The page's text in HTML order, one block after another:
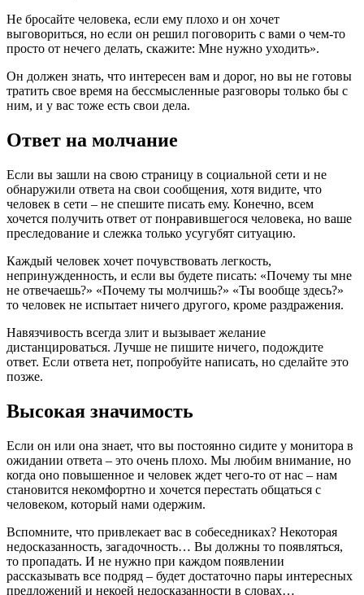
Не бросайте человека, если ему плохо и он хочет
выговориться, но если он решил поговорить с вами о чем-то
просто от нечего делать, скажите: Мне нужно уходить».
Он должен знать, что интересен вам и дорог, но вы не готовы
тратить свое время на бессмысленные разговоры только бы с
ним, и у вас тоже есть свои дела.
Ответ на молчание
Если вы зашли на свою страницу в социальной сети и не
обнаружили ответа на свои сообщения, хотя видите, что
человек в сети – не спешите писать ему. Конечно, всем
хочется получить ответ от понравившегося человека, но ваше
преследование и слежка только усугубят ситуацию.
Каждый человек хочет почувствовать легкость,
непринужденность, и если вы будете писать: «Почему ты мне
не отвечаешь?» «Почему ты молчишь?» «Ты вообще здесь?»
то человек не испытает ничего другого, кроме раздражения.
Навязчивость всегда злит и вызывает желание
дистанцироваться. Лучше не пишите ничего, подождите
ответ. Если ответа нет, попробуйте написать, но сделайте это
позже.
Высокая значимость
Если он или она знает, что вы постоянно сидите у монитора в
ожидании ответа – это очень плохо. Мы любим внимание, но
когда оно повышенное и человек ждет чего-то от нас – нам
становится некомфортно и хочется перестать общаться с
человеком, который нами одержим.
Вспомните, что привлекает вас в собеседниках? Некоторая
недосказанность, загадочность… Вы должны то появляться,
то пропадать. И не нужно при каждом появлении
рассказывать все подряд – будет достаточно пары интересных
предложений и некоей недосказанности в словах…